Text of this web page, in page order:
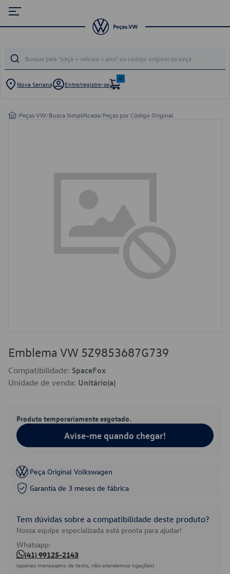
Nova Serrana Entre/registre-se
0
/Peças VW/Busca Simplificada/Peças por Código Original
Emblema VW 5Z9853687G739
Compatibilidade: SpaceFox
Unidade de venda: Unitário(a)
Produto temporariamente esgotado.
Avise-me quando chegar!
Peça Original Volkswagen
Garantia de 3 meses de fábrica
Tem dúvidas sobre a compatibilidade deste produto?
Nossa equipe especializada está pronta para ajudar!
Whatsapp:
(41) 99125-2143
(apenas mensagens de texto, não atendemos ligações)